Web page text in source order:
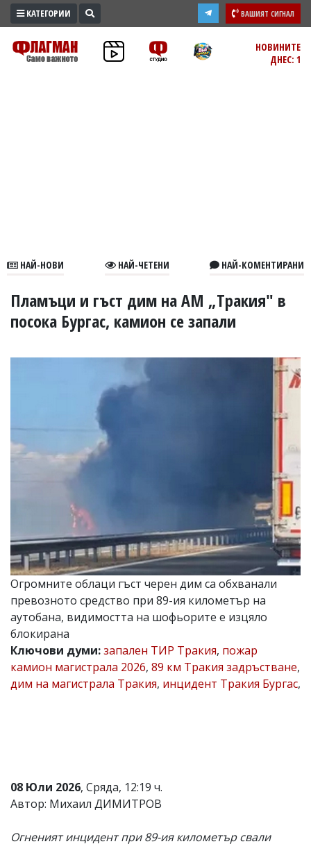
ПРОМО
ЗОНА
В
УКРАЙНА
РАЗСЛЕДВАНЕ
Веселин
Катя
k.kassabova@flagman.bg
Главен
редактор:
Иван
Колев,
email:
office@flagman.bg
Коментарите
под
се
въвеждат
за
тях!
Ако
обиден
КАТЕГОРИИ ВАШИЯТ СИГНАЛ
НОВИНИТЕ
ДНЕС: 1
НАЙ-НОВИ НАЙ-ЧЕТЕНИ НАЙ-КОМЕНТИРАНИ
Пламъци и гъст дим на АМ „Тракия" в
посока Бургас, камион се запали
Огромните облаци гъст черен дим са обхванали
превозното средство при 89-ия километър на
аутобана, видимостта на шофьорите е изцяло
блокирана
Ключови думи:запален ТИР Тракия, пожар
камион магистрала 2026, 89 км Тракия задръстване,
дим на магистрала Тракия, инцидент Тракия Бургас,
08 Юли 2026, Сряда, 12:19 ч.
Автор: Михаил ДИМИТРОВ
Огненият инцидент при 89-ия километър свали